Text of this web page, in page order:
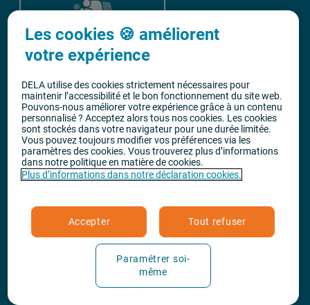
Les enfants jusqu'à 18 ans sont co-assurés sans
surprime à condition qu'ils soient inclus dans votre
police. Ajoutez-les immédiatement dans votre
proposition via "Ma famille".
Les cookies 🍪 améliorent
votre expérience
DELA utilise des cookies strictement nécessaires pour
maintenir l’accessibilité et le bon fonctionnement du site web.
Pouvons-nous améliorer votre expérience grâce à un contenu
personnalisé ? Acceptez alors tous nos cookies. Les cookies
sont stockés dans votre navigateur pour une durée limitée.
Vous pouvez toujours modifier vos préférences via les
paramètres des cookies. Vous trouverez plus d’informations
dans notre politique en matière de cookies.
Plus d’informations dans notre déclaration cookies.
Accepter Tout refuser
Paramétrer soi-
même